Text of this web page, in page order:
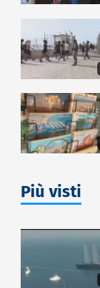
Più visti